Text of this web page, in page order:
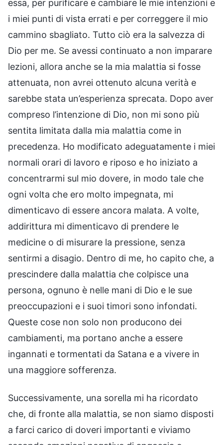
essa, per purificare e cambiare le mie intenzioni e
i miei punti di vista errati e per correggere il mio
cammino sbagliato. Tutto ciò era la salvezza di
Dio per me. Se avessi continuato a non imparare
lezioni, allora anche se la mia malattia si fosse
attenuata, non avrei ottenuto alcuna verità e
sarebbe stata un’esperienza sprecata. Dopo aver
compreso l’intenzione di Dio, non mi sono più
sentita limitata dalla mia malattia come in
precedenza. Ho modificato adeguatamente i miei
normali orari di lavoro e riposo e ho iniziato a
concentrarmi sul mio dovere, in modo tale che
ogni volta che ero molto impegnata, mi
dimenticavo di essere ancora malata. A volte,
addirittura mi dimenticavo di prendere le
medicine o di misurare la pressione, senza
sentirmi a disagio. Dentro di me, ho capito che, a
prescindere dalla malattia che colpisce una
persona, ognuno è nelle mani di Dio e le sue
preoccupazioni e i suoi timori sono infondati.
Queste cose non solo non producono dei
cambiamenti, ma portano anche a essere
ingannati e tormentati da Satana e a vivere in
una maggiore sofferenza.
Successivamente, una sorella mi ha ricordato
che, di fronte alla malattia, se non siamo disposti
a farci carico di doveri importanti e viviamo